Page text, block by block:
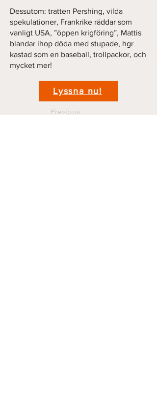
Dessutom: tratten Pershing, vilda
spekulationer, Frankrike räddar som
vanligt USA, ”öppen krigföring”, Mattis
blandar ihop döda med stupade, hgr
kastad som en baseball, trollpackor, och
mycket mer!
Lyssna nu!
Previous